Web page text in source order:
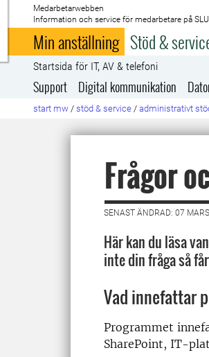
Till startsida
Medarbetarwebben
Information och service för medarbetare på SLU
Min anställning Stöd &
Startsida för IT, AV & telefoni
Support Digital kommunikation
start mw / stöd & service / administrativt
Frågor
SENAST ÄNDRAD: 07
Här kan du läsa
inte din fråga så
Vad innefattar
Programmet
SharePoint, IT-